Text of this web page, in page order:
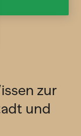
zur
und